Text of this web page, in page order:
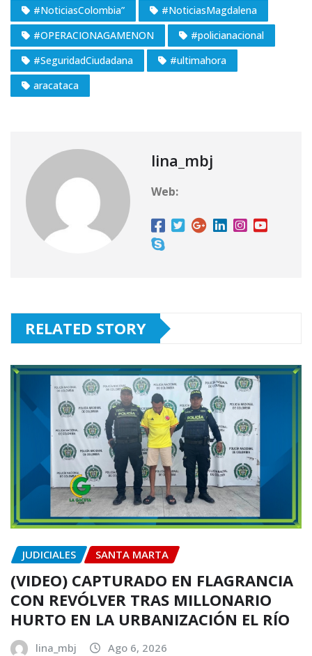
#NoticiasColombia”
#NoticiasMagdalena
#OPERACIONAGAMENON
#policianacional
#SeguridadCiudadana
#ultimahora
aracataca
lina_mbj
Web:
RELATED STORY
JUDICIALES SANTA MARTA
(VIDEO) CAPTURADO EN FLAGRANCIA
CON REVÓLVER TRAS MILLONARIO
HURTO EN LA URBANIZACIÓN EL RÍO
lina_mbj Ago 6, 2026